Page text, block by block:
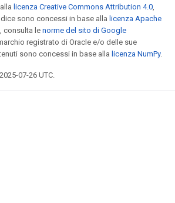
licenza Creative Commons Attribution 4.0,
sono concessi in base alla licenza Apache
consulta lenorme del sito di Google
registrato di Oracle e/o delle sue
sono concessi in base alla licenza NumPy.
07-26 UTC.